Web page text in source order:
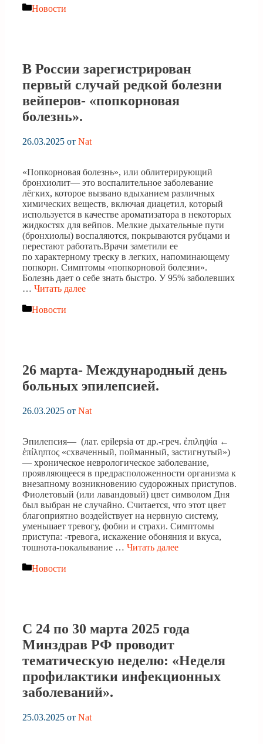
Рубрики
Новости
В России зарегистрирован
первый случай редкой болезни
вейперов- «попкорновая
болезнь».
26.03.2025 от Nat
«Попкорновая болезнь», или облитерирующий
бронхиолит— это воспалительное заболевание
лёгких, которое вызвано вдыханием различных
химических веществ, включая диацетил, который
используется в качестве ароматизатора в некоторых
жидкостях для вейпов. Мелкие дыхательные пути
(бронхиолы) воспаляются, покрываются рубцами и
перестают работать.Врачи заметили ее
по характерному треску в легких, напоминающему
попкорн. Симптомы «попкорновой болезни».
Болезнь дает о себе знать быстро. У 95% заболевших
… Читать далее
Рубрики
Новости
26 марта- Международный день
больных эпилепсией.
26.03.2025 от Nat
Эпилепсия— (лат. epilepsia от др.-греч. ἐπιληψία ←
ἐπίληπτος «схваченный, пойманный, застигнутый»)
— хроническое неврологическое заболевание,
проявляющееся в предрасположенности организма к
внезапному возникновению судорожных приступов.
Фиолетовый (или лавандовый) цвет символом Дня
был выбран не случайно. Считается, что этот цвет
благоприятно воздействует на нервную систему,
уменьшает тревогу, фобии и страхи. Симптомы
приступа: -тревога, искажение обоняния и вкуса,
тошнота-покалывание … Читать далее
Рубрики
Новости
С 24 по 30 марта 2025 года
Минздрав РФ проводит
тематическую неделю: «Неделя
профилактики инфекционных
заболеваний».
25.03.2025 от Nat